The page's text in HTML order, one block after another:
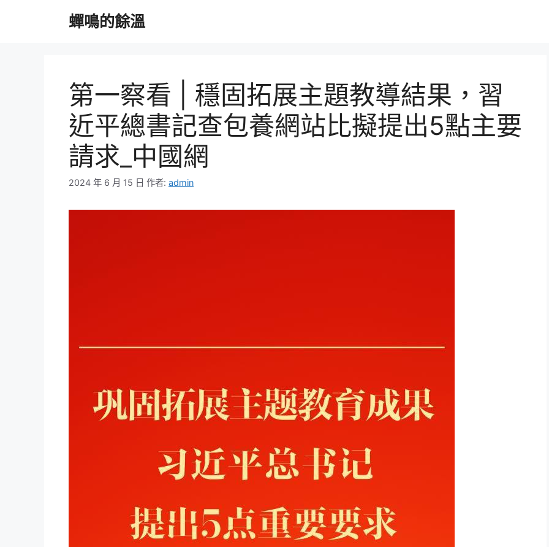
蟬鳴的餘溫
第一察看 | 穩固拓展主題教導結果，習
近平總書記查包養網站比擬提出5點主要
請求_中國網
2024 年 6 月 15 日 作者: admin